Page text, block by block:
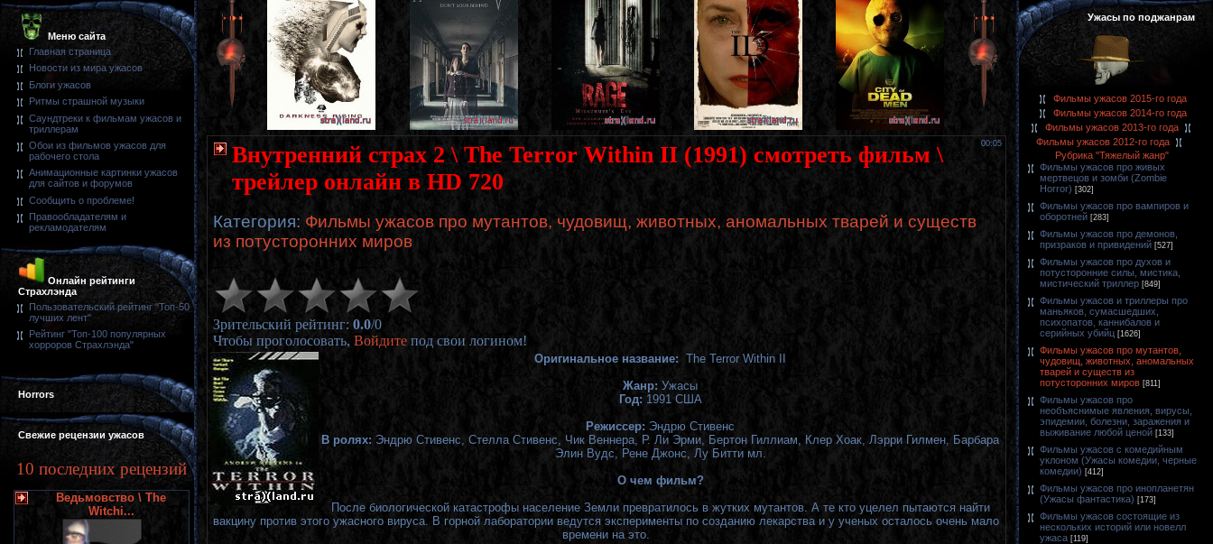
Меню сайта
Главная страница
Новости из мира ужасов
Блоги ужасов
Ритмы страшной музыки
Саундтреки к фильмам ужасов и
триллерам
Обои из фильмов ужасов для
рабочего стола
Анимационные картинки ужасов
для сайтов и форумов
Сообщить о проблеме!
Правообладателям и
рекламодателям
Онлайн рейтинги
Страхлэнда
Пользовательский рейтинг "Топ-50
лучших лент"
Рейтинг "Топ-100 популярных
хорроров Страхлэнда"
Horrors
Свежие рецензии ужасов
10 последних рецензий
Ведьмовство \ The
Witchi...
00:05
Внутренний страх 2 \ The Terror Within II (1991) смотреть фильм \
трейлер онлайн в HD 720
Категория: Фильмы ужасов про мутантов, чудовищ, животных, аномальных тварей и существ
из потусторонних миров
Зрительский рейтинг: 0.0/0
Чтобы проголосовать, Войдите под свои логином!
Оригинальное название: The Terror Within II
Жанр: Ужасы
Год: 1991 США
Режиссер: Эндрю Стивенс
В ролях: Эндрю Стивенс, Стелла Стивенс, Чик Веннера, Р. Ли Эрми, Бертон Гиллиам, Клер Хоак, Лэрри Гилмен, Барбара
Элин Вудс, Рене Джонс, Лу Битти мл.
О чем фильм?
После биологической катастрофы население Земли превратилось в жутких мутантов. А те кто уцелел пытаются найти
вакцину против этого ужасного вируса. В горной лаборатории ведутся эксперименты по созданию лекарства и у ученых осталось очень мало
времени на это.
Ужасы по поджанрам
Фильмы ужасов 2015-го года
Фильмы ужасов 2014-го года
Фильмы ужасов 2013-го года
Фильмы ужасов 2012-го года
Рубрика "Тяжелый жанр"
Фильмы ужасов про живых
мертвецов и зомби (Zombie
Horror) [302]
Фильмы ужасов про вампиров и
оборотней [283]
Фильмы ужасов про демонов,
призраков и привидений [527]
Фильмы ужасов про духов и
потусторонние силы, мистика,
мистический триллер [849]
Фильмы ужасов и триллеры про
маньяков, сумасшедших,
психопатов, каннибалов и
серийных убийц [1626]
Фильмы ужасов про мутантов,
чудовищ, животных, аномальных
тварей и существ из
потусторонних миров [811]
Фильмы ужасов про
необъяснимые явления, вирусы,
эпидемии, болезни, заражения и
выживание любой ценой [133]
Фильмы ужасов с комедийным
уклоном (Ужасы комедии, черные
комедии) [412]
Фильмы ужасов про инопланетян
(Ужасы фантастика) [173]
Фильмы ужасов состоящие из
нескольких историй или новелл
ужаса [119]